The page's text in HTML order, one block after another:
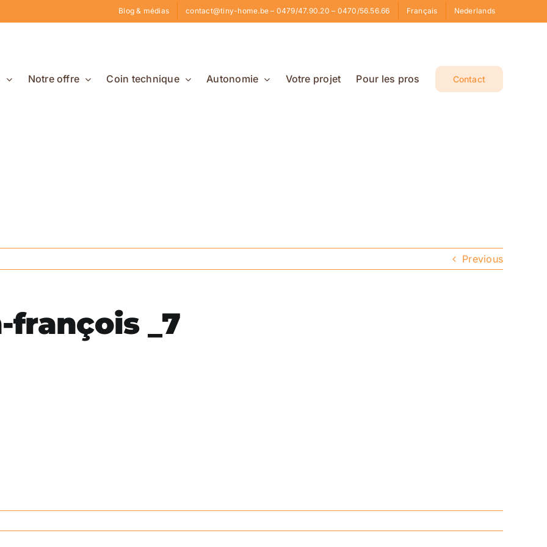
Blog & médias contact@tiny-home.be – 0479/47.90.20 – 0470/56.56.66 Français Nederlands
Notre offre Coin technique Autonomie Votre projet Pour les pros Contact
Previous
_7